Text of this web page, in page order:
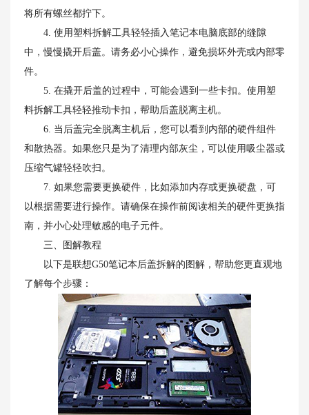
将所有螺丝都拧下。
4. 使用塑料拆解工具轻轻插入笔记本电脑底部的缝隙
中，慢慢撬开后盖。请务必小心操作，避免损坏外壳或内部零
件。
5. 在撬开后盖的过程中，可能会遇到一些卡扣。使用塑
料拆解工具轻轻推动卡扣，帮助后盖脱离主机。
6. 当后盖完全脱离主机后，您可以看到内部的硬件组件
和散热器。如果您只是为了清理内部灰尘，可以使用吸尘器或
压缩气罐轻轻吹扫。
7. 如果您需要更换硬件，比如添加内存或更换硬盘，可
以根据需要进行操作。请确保在操作前阅读相关的硬件更换指
南，并小心处理敏感的电子元件。
三、图解教程
以下是联想G50笔记本后盖拆解的图解，帮助您更直观地
了解每个步骤：